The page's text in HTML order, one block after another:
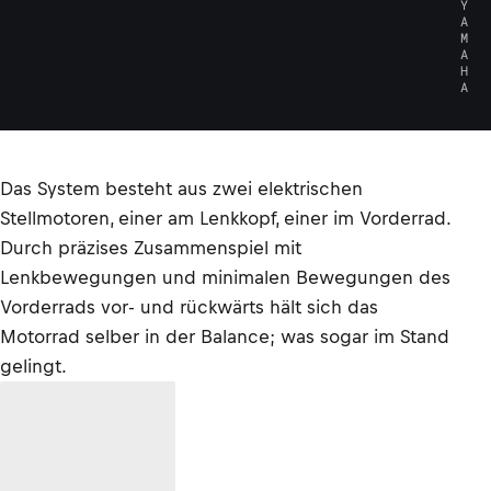
Y
A
M
A
H
A
Das System besteht aus zwei elektrischen
Stellmotoren, einer am Lenkkopf, einer im Vorderrad.
Durch präzises Zusammenspiel mit
Lenkbewegungen und minimalen Bewegungen des
Vorderrads vor- und rückwärts hält sich das
Motorrad selber in der Balance; was sogar im Stand
gelingt.